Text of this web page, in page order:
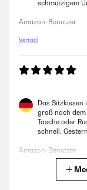
schmutzigem
Amazon-Benutzer
Vertaal
Das
groß nach
Tasche oder
schnell.
Amazon-Benutzer